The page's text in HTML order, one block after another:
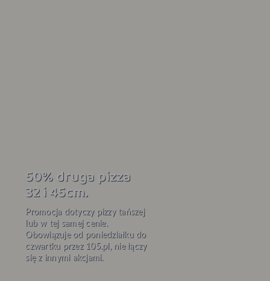
20% na wszystko
Promocja obowiązuje od pon.
online na 105.pl. Promocje nie
łączą się. Obowiązuje do